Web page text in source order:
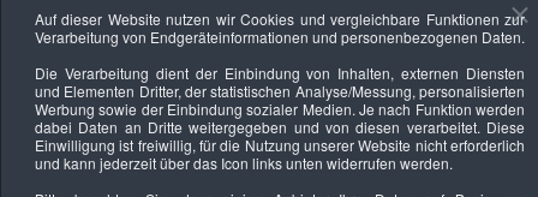
Keine Termine
Auf dieser Website nutzen wir Cookies und vergleichbare Funktionen zur
Verarbeitung von Endgeräteinformationen und personenbezogenen Daten.
Die Verarbeitung dient der Einbindung von Inhalten, externen Diensten
und Elementen Dritter, der statistischen Analyse/Messung, personalisierten
Werbung sowie der Einbindung sozialer Medien. Je nach Funktion werden
dabei Daten an Dritte weitergegeben und von diesen verarbeitet. Diese
Einwilligung ist freiwillig, für die Nutzung unserer Website nicht erforderlich
und kann jederzeit über das Icon links unten widerrufen werden.